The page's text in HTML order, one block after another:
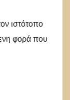
ιστότοπο
φορά που